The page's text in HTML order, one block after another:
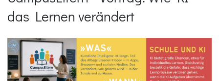
das Lernen verändert